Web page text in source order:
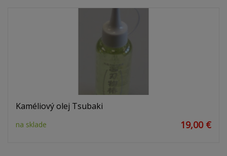
Kaméliový olej Tsubaki
na sklade 19,00 €